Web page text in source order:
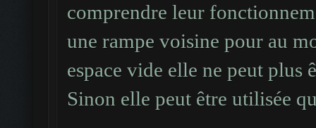
comprendre leur
une rampe voisine pour au
espace vide elle ne peut
Sinon elle peut être utilisée